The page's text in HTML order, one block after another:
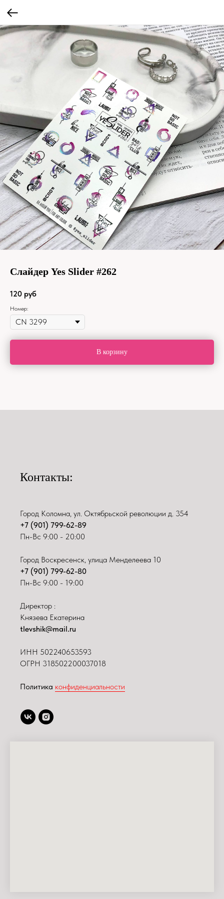
Слайдер Yes Slider #262
120 руб
Номер:
В корзину
Контакты:
Город Коломна, ул. Октябрьской революции д. 354
+7 (901) 799-62-89
Пн-Вс 9:00 - 20:00
Город Воскресенск, улица Менделеева 10
+7 (901) 799-62-80
Пн-Вс 9:00 - 19:00
Директор :
Князева Екатерина
tlevshik@mail.ru
ИНН 502240653593
ОГРН 318502200037018
Политика конфиденциальности